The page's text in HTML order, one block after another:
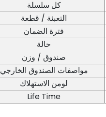
كل سلسلة
التعبئة / قطعة
فترة الضمان
حالة
صندوق / وزن
مواصفات الصندوق الخارجي
لومن الاستهلاك
Life Time